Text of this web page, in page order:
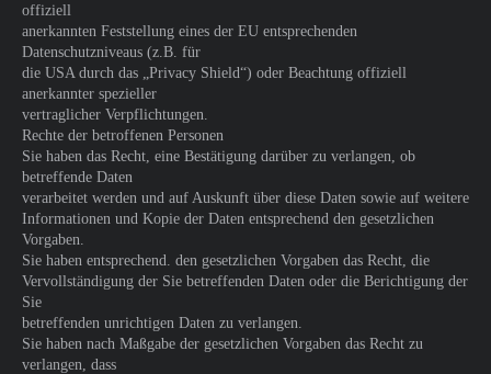
offiziell
anerkannten Feststellung eines der EU entsprechenden
Datenschutzniveaus (z.B. für
die USA durch das „Privacy Shield“) oder Beachtung offiziell
anerkannter spezieller
vertraglicher Verpflichtungen.
Rechte der betroffenen Personen
Sie haben das Recht, eine Bestätigung darüber zu verlangen, ob
betreffende Daten
verarbeitet werden und auf Auskunft über diese Daten sowie auf weitere
Informationen und Kopie der Daten entsprechend den gesetzlichen
Vorgaben.
Sie haben entsprechend. den gesetzlichen Vorgaben das Recht, die
Vervollständigung der Sie betreffenden Daten oder die Berichtigung der
Sie
betreffenden unrichtigen Daten zu verlangen.
Sie haben nach Maßgabe der gesetzlichen Vorgaben das Recht zu
verlangen, dass